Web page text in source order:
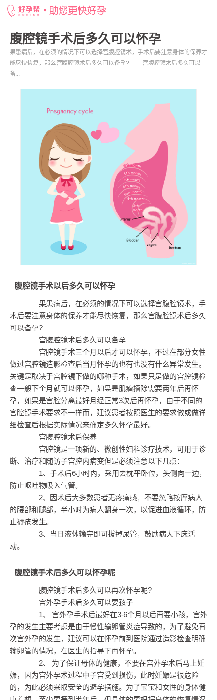
网站首页 > 好孕百科 > 腹腔镜手术后多久可以怀孕
腹腔镜手术后多久可以怀孕
果患病后，在必须的情况下可以选择宫腹腔镜术，手术后要注意身体的保养才
能尽快恢复，那么宫腹腔镜术后多久可以备孕? 宫腹腔镜术后多久可以
备...
腹腔镜手术以后多久可以怀孕
果患病后，在必须的情况下可以选择宫腹腔镜术，手
术后要注意身体的保养才能尽快恢复，那么宫腹腔镜术后多久
可以备孕?
宫腹腔镜术后多久可以备孕
宫腔镜手术三个月以后才可以怀孕，不过在部分女性
做过宫腔镜造影检查后当月怀孕的也有也没有什么异常发生。
关键是取决于宫腔镜下做的哪种手术，如果只是做的宫腔镜检
查一般下个月就可以怀孕，如果是肌瘤摘除需要两年后再怀
孕，如果是宫腔分离最好月经正常3次后再怀孕，由于不同的
宫腔镜手术要求不一样而，建议患者按照医生的要求做或做详
细检查后根据实际情况来确定多久怀孕最好。
宫腹腔镜术后保养
宫腔镜是一项新的、微创性妇科诊疗技术，可用于诊
断、治疗和随访子宫腔内病变但是必须注意以下几点：
1、手术后6小时内，采用去枕平卧位，头侧向一边，
防止呕吐物吸入气管。
2、因术后大多数患者无疼痛感，不要忽略按摩病人
的腰部和腿部，半小时为病人翻身一次，以促进血液循环，防
止褥疮发生。
3、当日液体输完即可拔掉尿管，鼓励病人下床活
动。
腹腔镜手术后多久可以怀孕呢
腹腔镜手术后多久可以再次怀孕呢?
宫外孕手术后多久可以要孩子
1、 宫外孕手术后最好在3-6个月以后再要小孩，宫外
孕的发生主要考虑是由于慢性输卵管炎症导致的，为了避免再
次宫外孕的发生，建议可以在怀孕前到医院通过造影检查明确
输卵管的情况，在医生的指导下再怀孕。
2、 为了保证母体的健康，不要在宫外孕术后马上妊
娠，因为宫外孕术过程中子宫受到损伤，此时妊娠是很危险
的，为此必须采取安全的避孕措施。为了宝宝和女性的身体健